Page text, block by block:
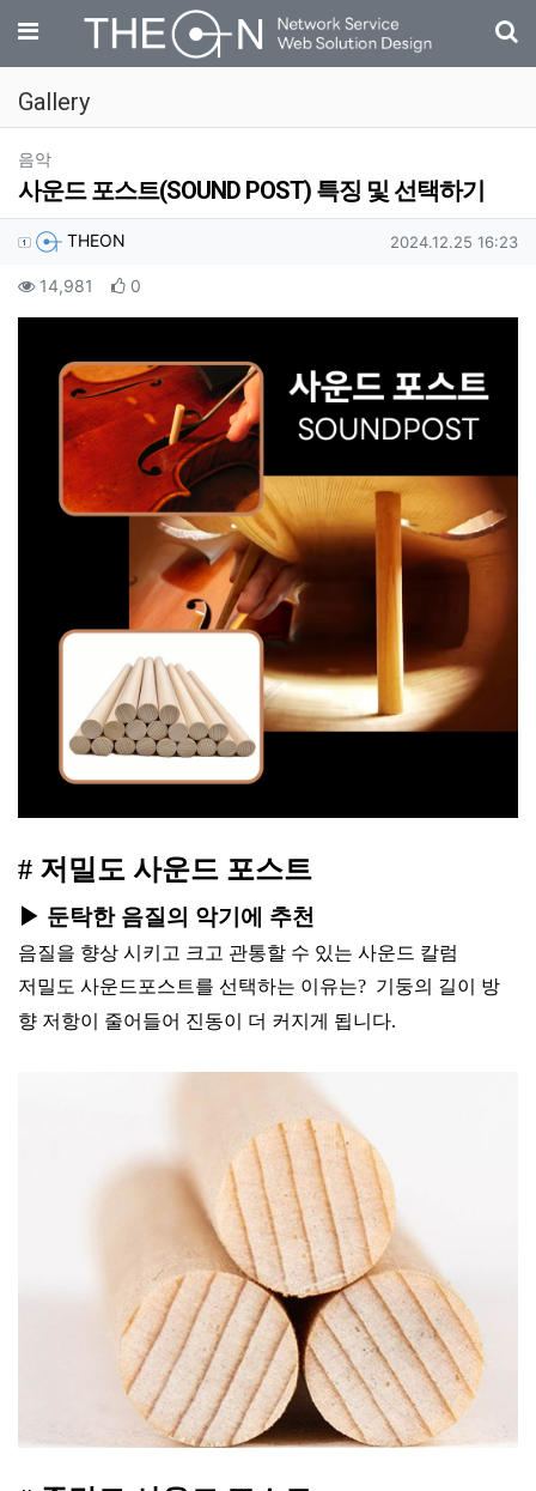
메뉴
Gallery
음악분류
사운드 포스트(SOUND POST) 특징 및 선택하기
작성자 정보
THEON 작성일
2024.12.25 16:23
컨텐츠 정보
14,981 조회 0
# 저밀도 사운드 포스트
▶︎ 둔탁한 음질의 악기에 추천
음질을 향상 시키고 크고 관통할 수 있는 사운드 칼럼
저밀도 사운드포스트를 선택하는 이유는? 기둥의 길이 방
향 저항이 줄어들어 진동이 더 커지게 됩니다.